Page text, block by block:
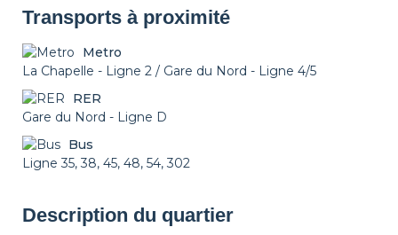
Fer à repasser
Non fumeur Décorations
Transports à proximité
Metro
La Chapelle - Ligne 2 / Gare du Nord - Ligne 4/5
RER
Gare du Nord - Ligne D
Bus
Ligne 35, 38, 45, 48, 54, 302
Description du quartier